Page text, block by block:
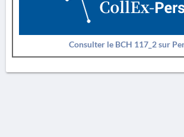
Consulter le BCH 117_2 sur